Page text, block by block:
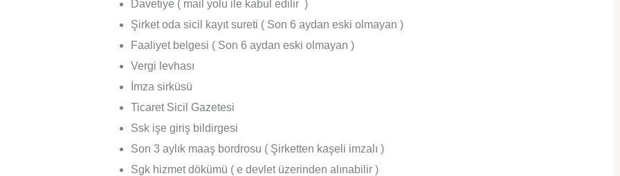
Davetiye ( mail yolu ile kabul edilir )
Şirket oda sicil kayıt sureti ( Son 6 aydan eski olmayan )
Faaliyet belgesi ( Son 6 aydan eski olmayan )
Vergi levhası
İmza sirküsü
Ticaret Sicil Gazetesi
Ssk işe giriş bildirgesi
Son 3 aylık maaş bordrosu ( Şirketten kaşeli imzalı )
Sgk hizmet dökümü ( e devlet üzerinden alınabilir )